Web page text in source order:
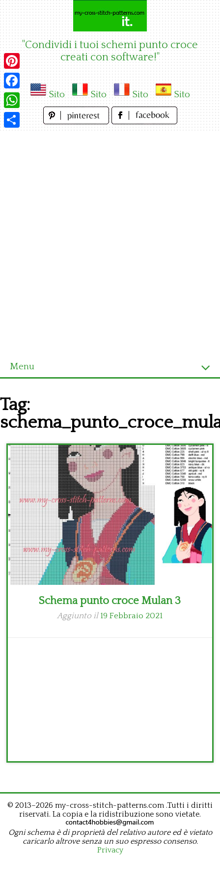
"Condividi i tuoi schemi punto croce
creati con software!"
Sito Sito Sito Sito
Menu
Ultimi schemi
Alfabeto
Bambini
Disney
Thun
Tag:
Schema punto croce Mulan 3
Aggiunto il 19 Febbraio 2021
© 2013–2026 my-cross-stitch-patterns.com .Tutti i diritti
riservati. La copia e la ridistribuzione sono vietate.
Ogni schema è di proprietà del relativo autore ed è vietato
caricarlo altrove senza un suo espresso consenso.
Privacy
Pinterest
Facebook
WhatsApp